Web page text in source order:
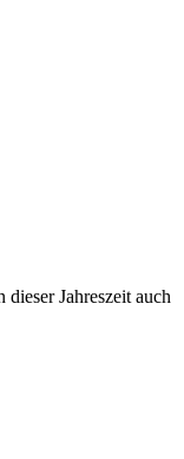
Jahreszeit auch